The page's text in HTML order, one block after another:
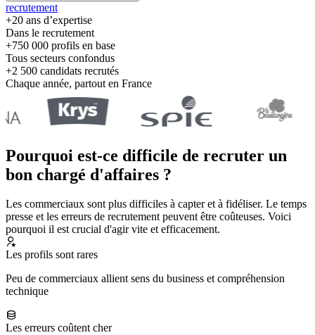
recrutement
+20 ans d’expertise
Dans le recrutement
+750 000 profils en base
Tous secteurs confondus
+2 500 candidats recrutés
Chaque année, partout en France
Pourquoi est-ce difficile de recruter un
bon chargé d'affaires ?
Les commerciaux sont plus difficiles à capter et à fidéliser. Le temps
presse et les erreurs de recrutement peuvent être coûteuses. Voici
pourquoi il est crucial d'agir vite et efficacement.
Les profils sont rares
Peu de commerciaux allient sens du business et compréhension
technique
Les erreurs coûtent cher